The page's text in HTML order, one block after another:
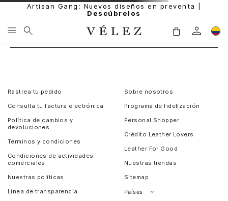
Artisan Gang: Nuevos diseños en preventa |
Descúbrelos
Rastrea tu pedido
Consulta tu factura electrónica
Política de cambios y
devoluciones
Términos y condiciones
Condiciones de actividades
comerciales
Nuestras políticas
Línea de transparencia
Sobre nosotros
Programa de fidelización
Personal Shopper
Crédito Leather Lovers
Leather For Good
Nuestras tiendas
Sitemap
Países